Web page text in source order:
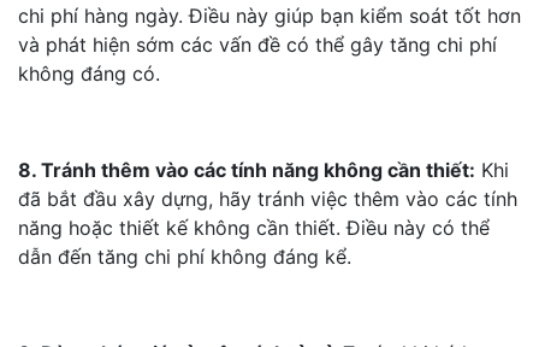
chi phí hàng ngày. Điều này giúp bạn kiểm soát tốt hơn
và phát hiện sớm các vấn đề có thể gây tăng chi phí
không đáng có.
8. Tránh thêm vào các tính năng không cần thiết: Khi
đã bắt đầu xây dựng, hãy tránh việc thêm vào các tính
năng hoặc thiết kế không cần thiết. Điều này có thể
dẫn đến tăng chi phí không đáng kể.